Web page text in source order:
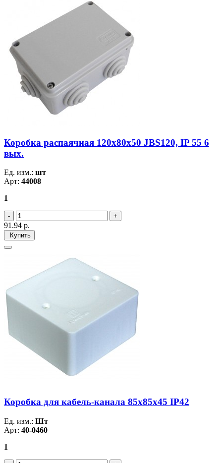
Коробка распаячная 120х80х50 JBS120, IP 55 6
вых.
Ед. изм.: шт
Арт: 44008
1
91.94 р.
Купить
Коробка для кабель-канала 85х85х45 IP42
Ед. изм.: Шт
Арт: 40-0460
1